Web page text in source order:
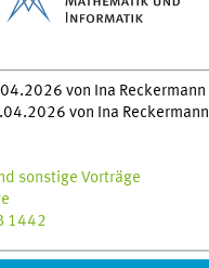
von Ina Reckermann
von Ina Reckermann
sonstige Vorträge
1442